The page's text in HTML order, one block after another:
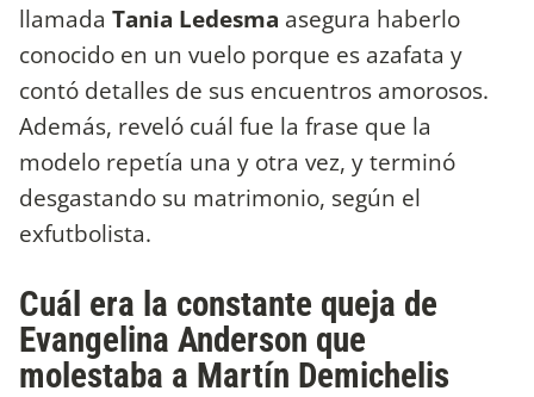
llamada Tania Ledesma asegura haberlo
conocido en un vuelo porque es azafata y
contó detalles de sus encuentros amorosos.
Además, reveló cuál fue la frase que la
modelo repetía una y otra vez, y terminó
desgastando su matrimonio, según el
exfutbolista.
Cuál era la constante queja de
Evangelina Anderson que
molestaba a Martín Demichelis